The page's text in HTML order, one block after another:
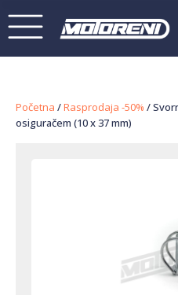
Početna /Rasprodaja -50% /
osiguračem (10 x 37 mm)